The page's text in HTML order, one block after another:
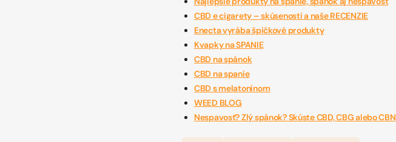
CBD e cigarety – skúsenosti a naše RECENZIE
Enecta vyrába špičkové produkty
Kvapky na SPANIE
CBD na spánok
CBD na spanie
CBD s melatonínom
WEED BLOG
Nespavosť? Zlý spánok? Skúste CBD, CBG alebo CBN